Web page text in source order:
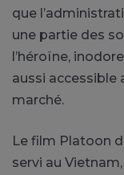
que
une partie des
l’héroïne,
aussi accessible
marché.
Le film Platoon
servi au